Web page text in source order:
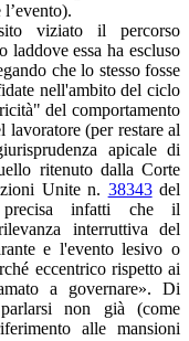
viziato il percorso
laddove essa ha escluso
che lo stesso fosse
nell'ambito del ciclo
del comportamento
lavoratore (per restare al
apicale di
ritenuto dalla Corte
Unite n. 38343del
infatti che il
interruttiva del
e l'evento lesivo o
eccentrico rispetto ai
a governare». Di
non già (come
alle mansioni